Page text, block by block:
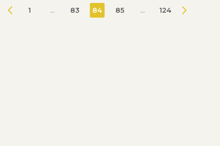
1 ... 83 84 85 ... 124